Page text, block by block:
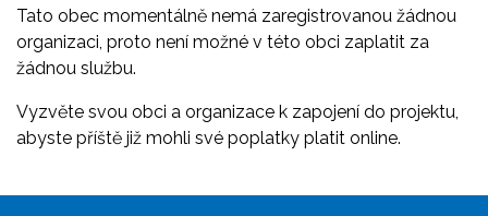
Tato obec momentálně nemá zaregistrovanou žádnou
organizaci, proto není možné v této obci zaplatit za
žádnou službu.
Vyzvěte svou obci a organizace k zapojení do projektu,
abyste příště již mohli své poplatky platit online.